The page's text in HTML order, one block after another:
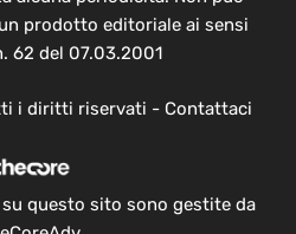
prodotto editoriale ai sensi
62 del 07.03.2001
i diritti riservati - Contattaci
questo sito sono gestite da